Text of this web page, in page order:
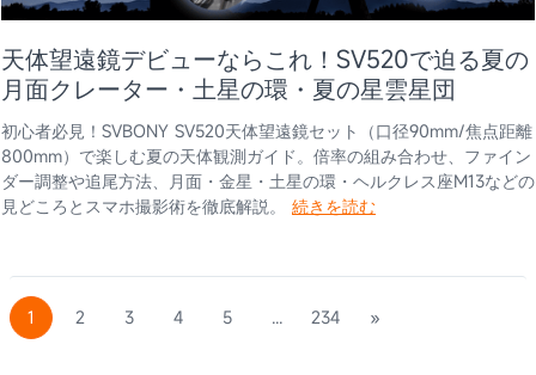
天体望遠鏡デビューならこれ！SV520で迫る夏の
月面クレーター・土星の環・夏の星雲星団
初心者必見！SVBONY SV520天体望遠鏡セット（口径90mm/焦点距離
800mm）で楽しむ夏の天体観測ガイド。倍率の組み合わせ、ファイン
ダー調整や追尾方法、月面・金星・土星の環・ヘルクレス座M13などの
見どころとスマホ撮影術を徹底解説。 続きを読む
1 2 3 4 5 ... 234 »